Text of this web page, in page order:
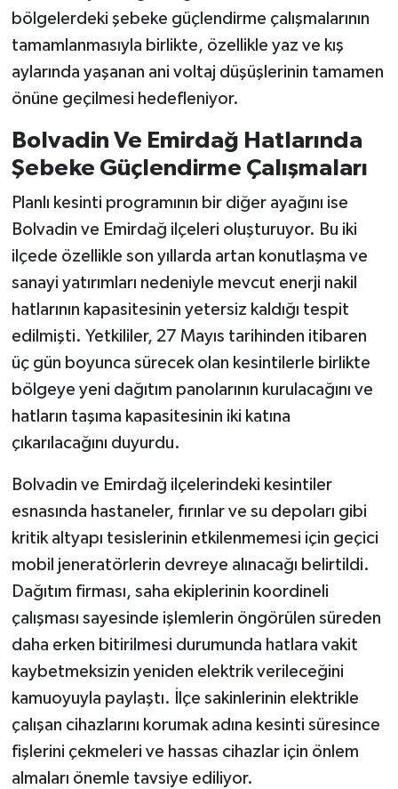
bölgelerdeki şebeke güçlendirme çalışmalarının
tamamlanmasıyla birlikte, özellikle yaz ve kış
aylarında yaşanan ani voltaj düşüşlerinin tamamen
önüne geçilmesi hedefleniyor.
Bolvadin Ve Emirdağ Hatlarında
Şebeke Güçlendirme Çalışmaları
Planlı kesinti programının bir diğer ayağını ise
Bolvadin ve Emirdağ ilçeleri oluşturuyor. Bu iki
ilçede özellikle son yıllarda artan konutlaşma ve
sanayi yatırımları nedeniyle mevcut enerji nakil
hatlarının kapasitesinin yetersiz kaldığı tespit
edilmişti. Yetkililer, 27 Mayıs tarihinden itibaren
üç gün boyunca sürecek olan kesintilerle birlikte
bölgeye yeni dağıtım panolarının kurulacağını ve
hatların taşıma kapasitesinin iki katına
çıkarılacağını duyurdu.
Bolvadin ve Emirdağ ilçelerindeki kesintiler
esnasında hastaneler, fırınlar ve su depoları gibi
kritik altyapı tesislerinin etkilenmemesi için geçici
mobil jeneratörlerin devreye alınacağı belirtildi.
Dağıtım firması, saha ekiplerinin koordineli
çalışması sayesinde işlemlerin öngörülen süreden
daha erken bitirilmesi durumunda hatlara vakit
kaybetmeksizin yeniden elektrik verileceğini
kamuoyuyla paylaştı. İlçe sakinlerinin elektrikle
çalışan cihazlarını korumak adına kesinti süresince
fişlerini çekmeleri ve hassas cihazlar için önlem
almaları önemle tavsiye ediliyor.